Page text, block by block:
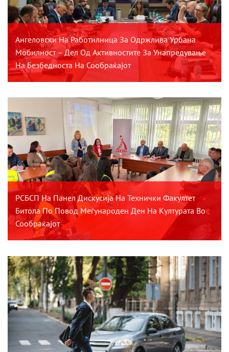
Ангеловски На Работилница За Одржлива Урбана
Мобилност – Дел Од Активностите За Унапредување
На Безбедноста На Сообраќајот
РСБСП На Панел Дискусија На Технички Факултет
Битола По Повод Меѓународен Ден На Културата Во
Сообраќајот